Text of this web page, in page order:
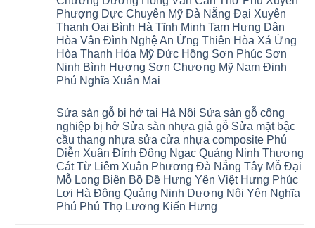
Văn
Lâm
tphcm
Khoái
Châu
Giấy
Hạ
Hòa
Cẩm
Khê
Tây
Hồ
Yên
Lập
Thanh
Ninh
hưng
yên
Lâm
Thao
Tam
Nông
hải
phòng
Thanh
Thủy
Nguyên
Phú
Thọ
Bắc
Giang
Long
Biên
Hải
Dương
Bắc
Ninh
Gia
Lâm
Nam
Hà
Nội
Hưng
Yên
Đông
Anh
thang
nhựa
sửa
cửa
nhựa
composite
hoài
đức
đan
thanh
ứng
hòa
long
biên
sài
gòn
đông
anh
sóc
sơn
phồng
tại
Hà
Sửa
sàn
gỗ
công
nghiệp
Nội
Sửa
sàn
nhựa
giả
gỗ
Sửa
mặt
bậc
cầu
thang
nhựa
Phượng Dực Chuyên Mỹ Đà Nẵng Đại Xuyên
Thanh Oai Bình Hà Tĩnh Minh Tam Hưng Dân
Hòa Vân Đình Nghệ An Ứng Thiên Hòa Xá Ứng
Hòa Thanh Hóa Mỹ Đức Hồng Sơn Phúc Sơn
Ninh Bình Hương Sơn Chương Mỹ Nam Định
Phú Nghĩa Xuân Mai
bình
luận
ở
Sửa
chữa
sàn
gỗ
tại
Hà
Nội
Sửa
Sửa sàn gỗ bị hở tại Hà Nội Sửa sàn gỗ công
nghiệp bị hở Sửa sàn nhựa giả gỗ Sửa mặt bậc
cầu thang nhựa sửa cửa nhựa composite Phú
Diễn Xuân Đỉnh Đông Ngạc Quảng Ninh Thượng
Cát Từ Liêm Xuân Phương Đà Nẵng Tây Mỗ Đại
Mỗ Long Biên Bồ Đề Hưng Yên Việt Hưng Phúc
Lợi Hà Đông Quảng Ninh Dương Nội Yên Nghĩa
Phú Phú Thọ Lương Kiến Hưng